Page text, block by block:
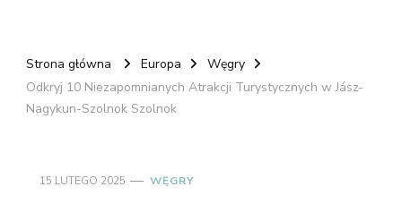
Strona główna Europa
Węgry
Odkryj 10 Niezapomnianych Atrakcji Turystycznych w Jász-
Nagykun-Szolnok Szolnok
15 LUTEGO 2025 WĘGRY